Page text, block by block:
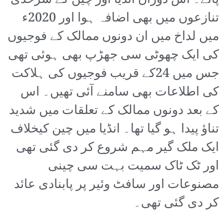
تنازعوں میں بھی اضافہ ہوا اور 2020ء
میں لداخ میں ان دونوں ممالک کے فوجیوں
کی ایک چھوٹی سی جھڑپ بھی ہوئی تھی
جس میں 24کے قریب فوجیوں کی ہلاکت
کی اطلاعات بھی سامنے آئی تھیں۔ اس
کے بعد دونوں ممالک کے تعلقات میں شدید
تناؤ پیدا ہو گیا تھا۔ انڈیا میں چین کیخلاف
ایک ملک گیر مہم شروع کر دی گئی تھی
اور ٹک ٹاک سمیت بہت سی چینی
مصنوعات اور سافٹ وئیر پر پابنادی عائد
کر دی گئی تھی۔